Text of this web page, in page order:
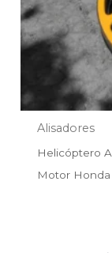
Alisadores
Helicóptero
Motor Honda